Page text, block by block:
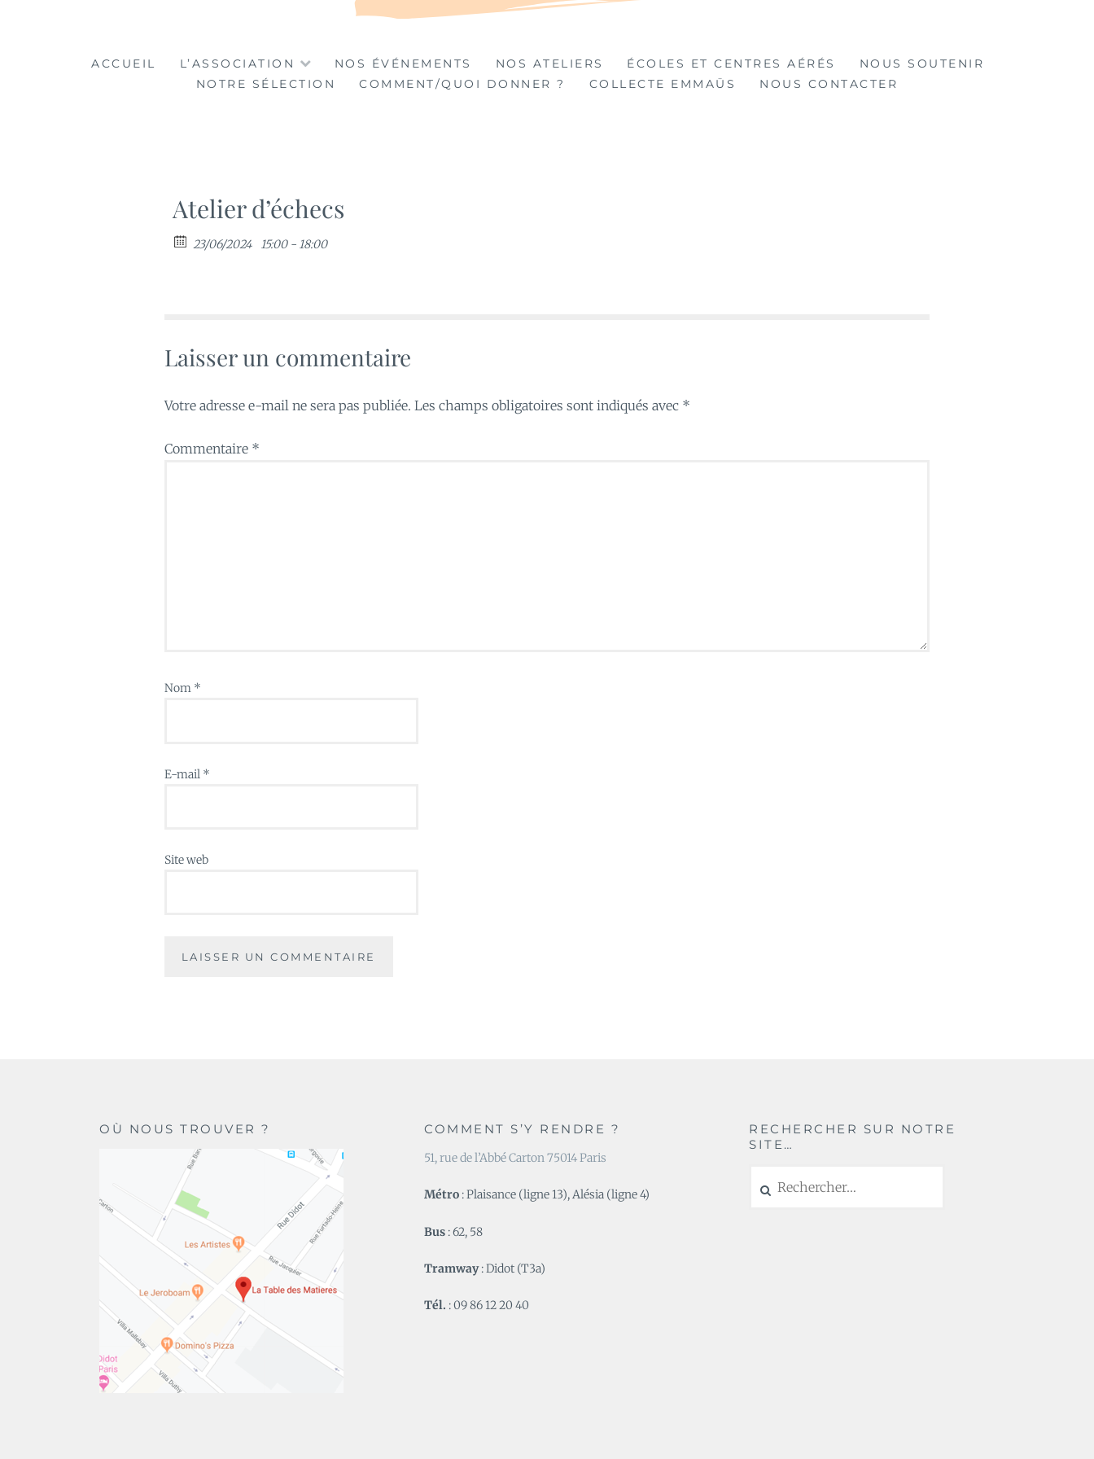
LA TABLE DES MATIÈRES
ACCUEIL L’ASSOCIATION NOS ÉVÉNEMENTS NOS ATELIERS ÉCOLES ET CENTRES AÉRÉS
NOUS SOUTENIR
NOTRE SÉLECTION
COMMENT/QUOI DONNER ? COLLECTE EMMAÜS NOUS CONTACTER
Atelier d’échecs
23/06/2024 15:00 - 18:00
Laisser un commentaire
Votre adresse e-mail ne sera pas publiée. Les champs obligatoires sont indiqués avec *
Commentaire *
Nom *
E-mail *
Site web
OÙ NOUS TROUVER ? COMMENT S’Y RENDRE ?
51, rue de l’Abbé Carton 75014 Paris
Métro : Plaisance (ligne 13), Alésia (ligne 4)
Bus : 62, 58
Tramway: Didot (T3a)
Tél. : 09 86 12 20 40
RECHERCHER SUR NOTRE
SITE…